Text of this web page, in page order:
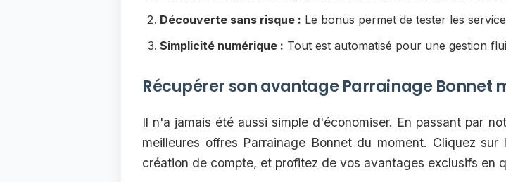
Découverte sans risque : Le bonus permet de tester les
Simplicité numérique : Tout est automatisé pour une gestion
Récupérer son avantage Parrainage Bonnet
Il n'a jamais été aussi simple d'économiser. En passant par
meilleures offres Parrainage Bonnet du moment. Cliquez
création de compte, et profitez de vos avantages exclusifs en